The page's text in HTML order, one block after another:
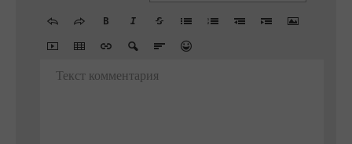
Текст комментария